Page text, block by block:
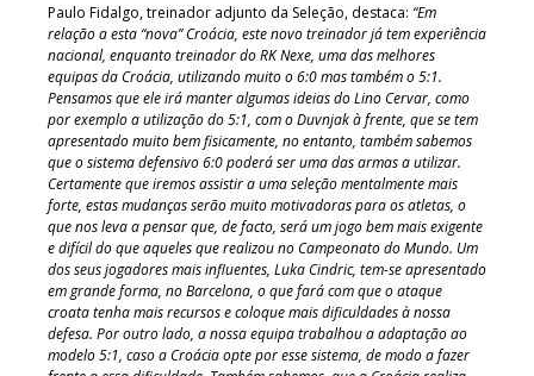
Paulo Fidalgo, treinador adjunto da Seleção, destaca: “Em
relação a esta “nova” Croácia, este novo treinador já tem experiência
nacional, enquanto treinador do RK Nexe, uma das melhores
equipas da Croácia, utilizando muito o 6:0 mas também o 5:1.
Pensamos que ele irá manter algumas ideias do Lino Cervar, como
por exemplo a utilização do 5:1, com o Duvnjak à frente, que se tem
apresentado muito bem fisicamente, no entanto, também sabemos
que o sistema defensivo 6:0 poderá ser uma das armas a utilizar.
Certamente que iremos assistir a uma seleção mentalmente mais
forte, estas mudanças serão muito motivadoras para os atletas, o
que nos leva a pensar que, de facto, será um jogo bem mais exigente
e difícil do que aqueles que realizou no Campeonato do Mundo. Um
dos seus jogadores mais influentes, Luka Cindric, tem-se apresentado
em grande forma, no Barcelona, o que fará com que o ataque
croata tenha mais recursos e coloque mais dificuldades à nossa
defesa. Por outro lado, a nossa equipa trabalhou a adaptação ao
modelo 5:1, caso a Croácia opte por esse sistema, de modo a fazer